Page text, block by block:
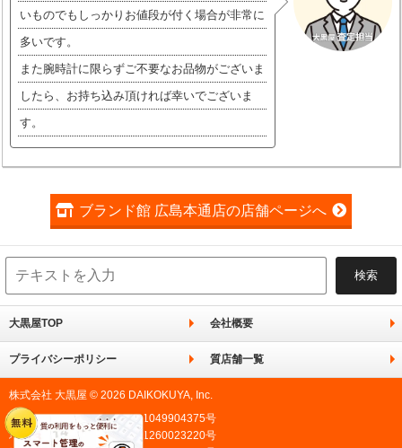
いものでもしっかりお値段が付く場合が非常に
多いです。
また腕時計に限らずご不要なお品物がございま
したら、お持ち込み頂ければ幸いでございま
す。
ブランド館 広島本通店の店舗ページへ
大黒屋TOP 会社概要
プライバシーポリシー 質店舗一覧
株式会社 大黒屋 © 2026 DAIKOKUYA, Inc.
東京都公安委員会許可 第301049904375号
埼玉県公安委員会許可 第431260023220号